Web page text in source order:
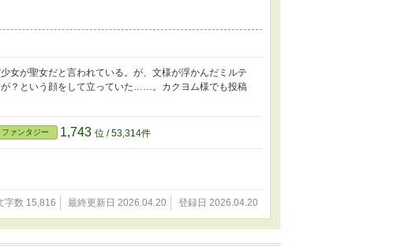
女が聖女だと言われている。が、文様が浮かんだミルテ
？という顔をして立っていた……。カクヨム様でも投稿
ファンタジー 1,743 位 / 53,314件
字数 15,816 最終更新日 2026.04.20 登録日 2026.04.20